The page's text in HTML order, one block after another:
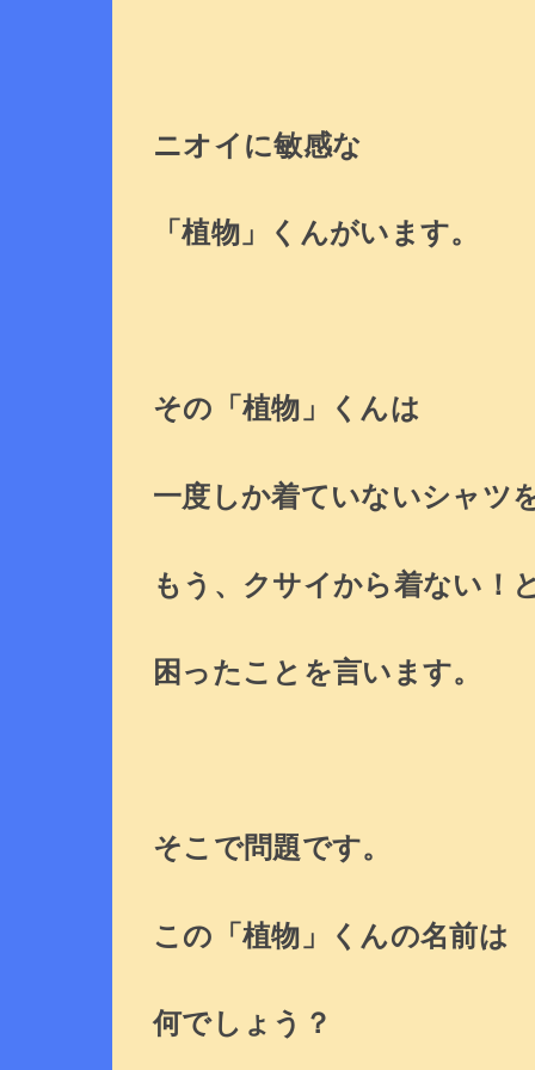
ニオイに敏感な
「植物」くんがいます。
その「植物」くんは
一度しか着ていないシャツ
もう、クサイから着ない！
困ったことを言います。
そこで問題です。
この「植物」くんの名前は
何でしょう？